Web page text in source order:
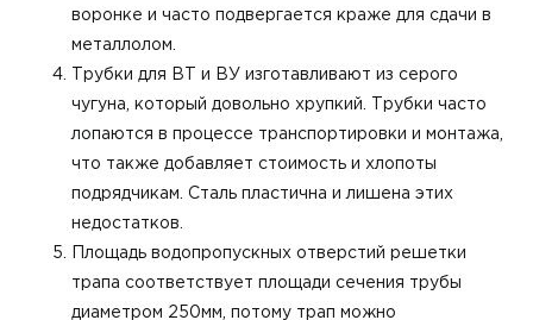
воронке и часто подвергается краже для сдачи в
металлолом.
Трубки для ВТ и ВУ изготавливают из серого
чугуна, который довольно хрупкий. Трубки часто
лопаются в процессе транспортировки и монтажа,
что также добавляет стоимость и хлопоты
подрядчикам. Сталь пластична и лишена этих
недостатков.
Площадь водопропускных отверстий решетки
трапа соответствует площади сечения трубы
диаметром 250мм, потому трап можно